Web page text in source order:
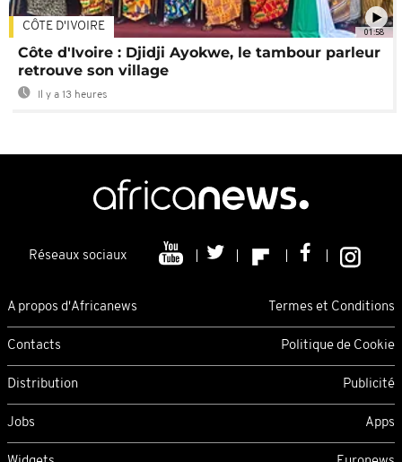
01:58
CÔTE D'IVOIRE
Côte d'Ivoire : Djidji Ayokwe, le tambour parleur
retrouve son village
Il y a 13 heures
Réseaux sociaux
A propos d'Africanews Termes et Conditions
Contacts Politique de Cookie
Distribution Publicité
Jobs Apps